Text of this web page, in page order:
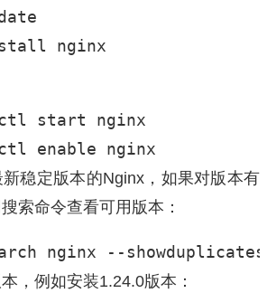
nginx
start nginx
enable nginx
稳定版本的Nginx，如果对版本有
索命令查看可用版本：
nginx --showduplicates
，例如安装1.24.0版本：